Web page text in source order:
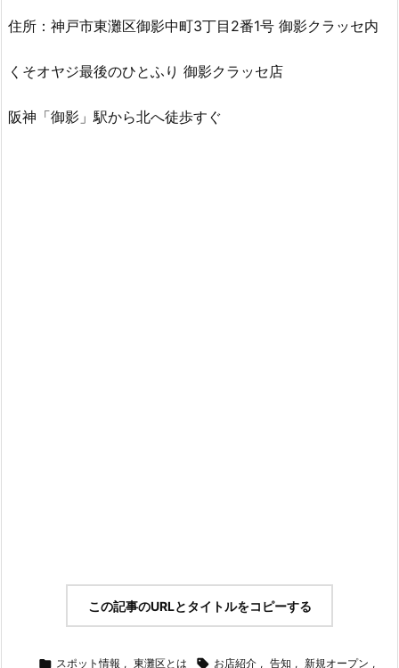
住所：神戸市東灘区御影中町3丁目2番1号 御影クラッセ内
くそオヤジ最後のひとふり 御影クラッセ店
阪神「御影」駅から北へ徒歩すぐ
この記事のURLとタイトルをコピーする
 スポット情報 , 東灘区とは  お店紹介 , 告知 , 新規オープン ,